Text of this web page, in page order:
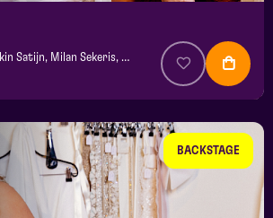
Club Lam met Ayla Çekin Satijn, Milan Sekeris, e.a.
BACKSTAGE